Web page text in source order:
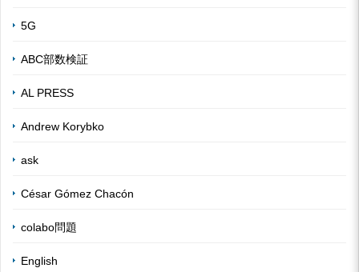
5G
ABC部数検証
AL PRESS
Andrew Korybko
ask
César Gómez Chacón
colabo問題
English